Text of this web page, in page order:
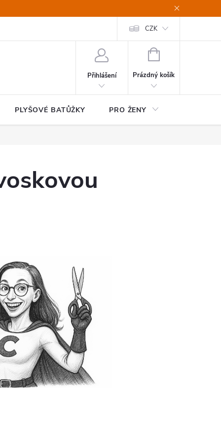
CZK
Přihlášení
NÁKUPNÍ
Prázdný košík
PLYŠOVÉ BATŮŽKY PRO ŽENY